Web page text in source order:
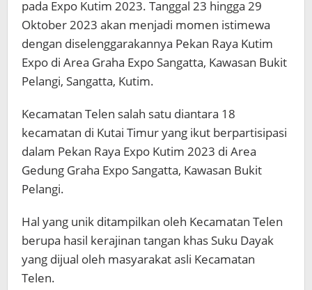
pada Expo Kutim 2023. Tanggal 23 hingga 29
Oktober 2023 akan menjadi momen istimewa
dengan diselenggarakannya Pekan Raya Kutim
Expo di Area Graha Expo Sangatta, Kawasan Bukit
Pelangi, Sangatta, Kutim.
Kecamatan Telen salah satu diantara 18
kecamatan di Kutai Timur yang ikut berpartisipasi
dalam Pekan Raya Expo Kutim 2023 di Area
Gedung Graha Expo Sangatta, Kawasan Bukit
Pelangi.
Hal yang unik ditampilkan oleh Kecamatan Telen
berupa hasil kerajinan tangan khas Suku Dayak
yang dijual oleh masyarakat asli Kecamatan
Telen.